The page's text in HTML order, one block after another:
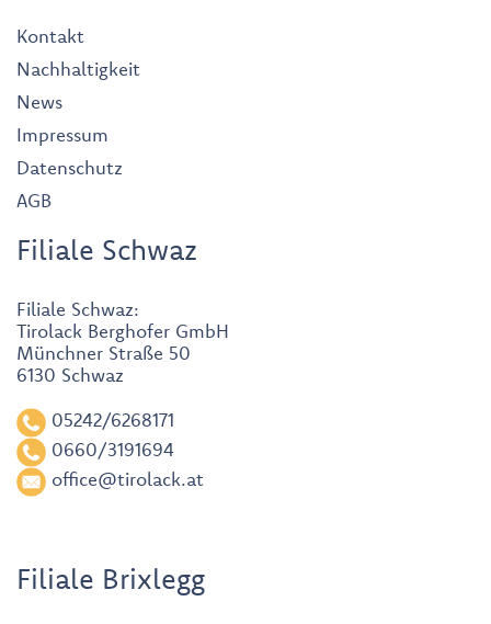
Kontakt
Nachhaltigkeit
News
Impressum
Datenschutz
AGB
Filiale Schwaz
Filiale Schwaz:
Tirolack Berghofer GmbH
Münchner Straße 50
6130 Schwaz
05242/6268171
0660/3191694
office@tirolack.at
Filiale Brixlegg